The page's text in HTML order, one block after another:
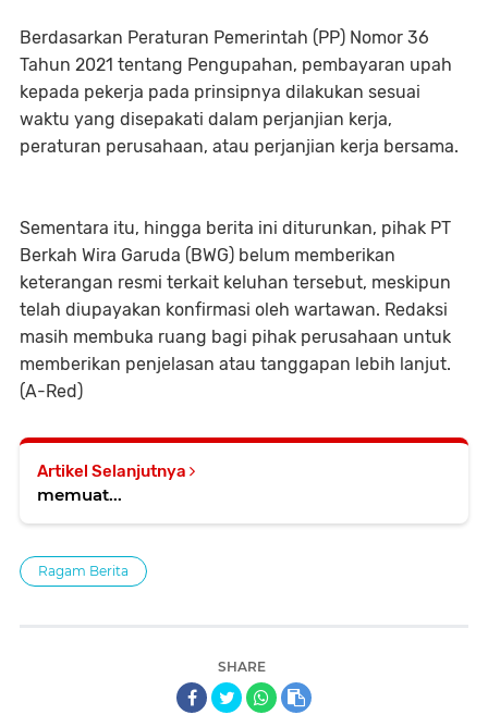
Berdasarkan Peraturan Pemerintah (PP) Nomor 36
Tahun 2021 tentang Pengupahan, pembayaran upah
kepada pekerja pada prinsipnya dilakukan sesuai
waktu yang disepakati dalam perjanjian kerja,
peraturan perusahaan, atau perjanjian kerja bersama.
Sementara itu, hingga berita ini diturunkan, pihak PT
Berkah Wira Garuda (BWG) belum memberikan
keterangan resmi terkait keluhan tersebut, meskipun
telah diupayakan konfirmasi oleh wartawan. Redaksi
masih membuka ruang bagi pihak perusahaan untuk
memberikan penjelasan atau tanggapan lebih lanjut.
(A-Red)
Artikel Selanjutnya
memuat...
Ragam Berita
SHARE